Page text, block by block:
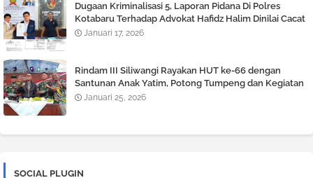
Dugaan Kriminalisasi 5, Laporan Pidana Di Polres
Kotabaru Terhadap Advokat Hafidz Halim Dinilai Cacat
Hukum
Januari 17, 2026
Rindam III Siliwangi Rayakan HUT ke-66 dengan
Santunan Anak Yatim, Potong Tumpeng dan Kegiatan
Tril Adventure
Januari 25, 2026
SOCIAL PLUGIN